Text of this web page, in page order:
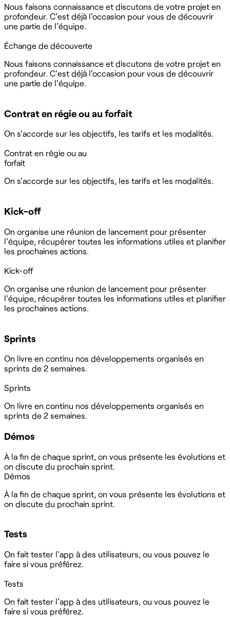
Nous faisons connaissance et discutons de votre projet en
profondeur. C'est déjà l'occasion pour vous de découvrir
une partie de l'équipe.
Échange de découverte
Nous faisons connaissance et discutons de votre projet en
profondeur. C'est déjà l'occasion pour vous de découvrir
une partie de l'équipe.
Contrat en régie ou au forfait
On s'accorde sur les objectifs, les tarifs et les modalités.
Contrat en régie ou au
forfait
On s'accorde sur les objectifs, les tarifs et les modalités.
Kick-off
On organise une réunion de lancement pour présenter
l'équipe, récupérer toutes les informations utiles et planifier
les prochaines actions.
Kick-off
On organise une réunion de lancement pour présenter
l'équipe, récupérer toutes les informations utiles et planifier
les prochaines actions.
Sprints
On livre en continu nos développements organisés en
sprints de 2 semaines.
Sprints
On livre en continu nos développements organisés en
sprints de 2 semaines.
Démos
À la fin de chaque sprint, on vous présente les évolutions et
on discute du prochain sprint.
Démos
À la fin de chaque sprint, on vous présente les évolutions et
on discute du prochain sprint.
Tests
On fait tester l'app à des utilisateurs, ou vous pouvez le
faire si vous préférez.
Tests
On fait tester l'app à des utilisateurs, ou vous pouvez le
faire si vous préférez.